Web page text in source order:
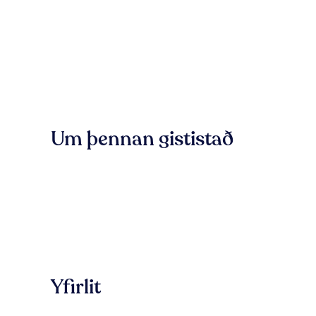
Um þennan gististað
Yfirlit